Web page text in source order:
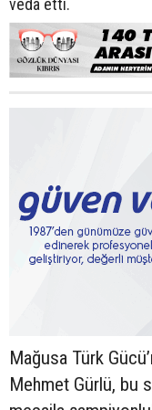
veda etti.
Mağusa Türk
Mehmet Gürlü, bu